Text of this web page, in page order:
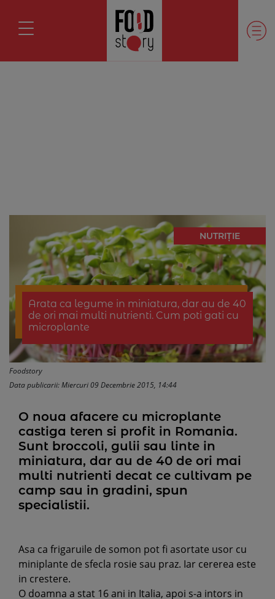
NUTRIȚIE
Arata ca legume in miniatura, dar au de 40
de ori mai multi nutrienti. Cum poti gati cu
microplante
Foodstory
Data publicarii: Miercuri 09 Decembrie 2015, 14:44
O noua afacere cu microplante
castiga teren si profit in Romania.
Sunt broccoli, gulii sau linte in
miniatura, dar au de 40 de ori mai
multi nutrienti decat ce cultivam pe
camp sau in gradini, spun
specialistii.
Asa ca frigaruile de somon pot fi asortate usor cu
miniplante de sfecla rosie sau praz. Iar cererea este
in crestere.
O doamna a stat 16 ani in Italia, apoi s-a intors in